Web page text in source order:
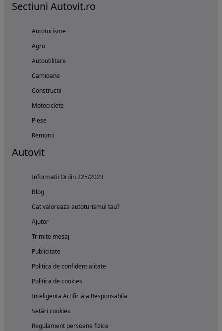
Sectiuni Autovit.ro
Autoturisme
Agro
Autoutilitare
Camioane
Constructii
Motociclete
Piese
Remorci
Autovit
Informatii Ordin 225/2023
Blog
Cat valoreaza autoturismul tau?
Ajutor
Trimite mesaj
Publicitate
Politica de confidentialitate
Politica de cookies
Inteligenta Artificiala Responsabila
Setări cookies
Regulament persoane fizice